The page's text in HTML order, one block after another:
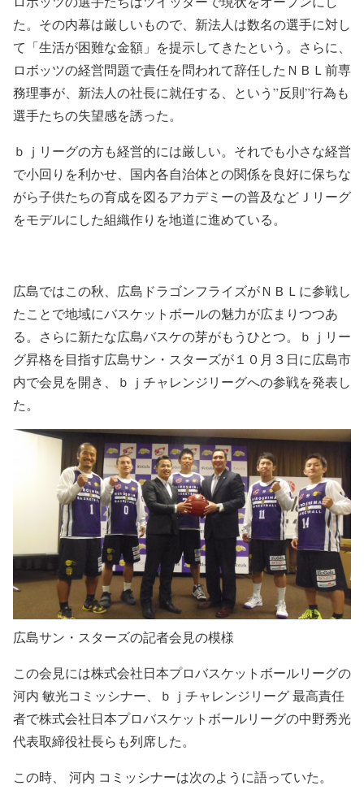
た。その内幕は厳しいもので、新法人は数名の選手に対し
て「生活が困難な金額」を提示してきたという。さらに、
ロボッツの経営問題で責任を問われて辞任したＮＢＬ前専
務理事が、新法人の社長に就任する、という”反則”行為も
選手たちの失望感を誘った。
ｂｊリーグの方も経営的には厳しい。それでも小さな経営
で小回りを利かせ、国内各自治体との関係を良好に保ちな
がら子供たちの育成を図るアカデミーの普及などＪリーグ
をモデルにした組織作りを地道に進めている。
広島ではこの秋、広島ドラゴンフライズがＮＢＬに参戦し
たことで地域にバスケットボールの魅力が広まりつつあ
る。さらに新たな広島バスケの芽がもうひとつ。ｂｊリー
グ昇格を目指す広島サン・スターズが１０月３日に広島市
内で会見を開き、ｂｊチャレンジリーグへの参戦を発表し
た。
広島サン・スターズの記者会見の模様
この会見には株式会社日本プロバスケットボールリーグの
河内 敏光コミッシナー、ｂｊチャレンジリーグ 最高責任
者で株式会社日本プロバスケットボールリーグの中野秀光
代表取締役社長らも列席した。
この時、 河内 コミッシナーは次のように語っていた。